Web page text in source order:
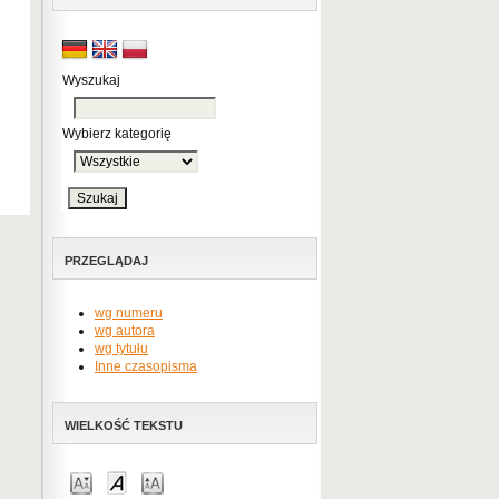
Wyszukaj
Wybierz kategorię
PRZEGLĄDAJ
wg numeru
wg autora
wg tytułu
Inne czasopisma
WIELKOŚĆ TEKSTU